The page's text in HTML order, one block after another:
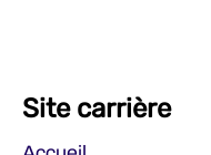
Site carrière